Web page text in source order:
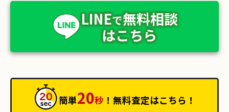
LINEで無料相談
はこちら
簡単20秒 ！無料査定はこちら！